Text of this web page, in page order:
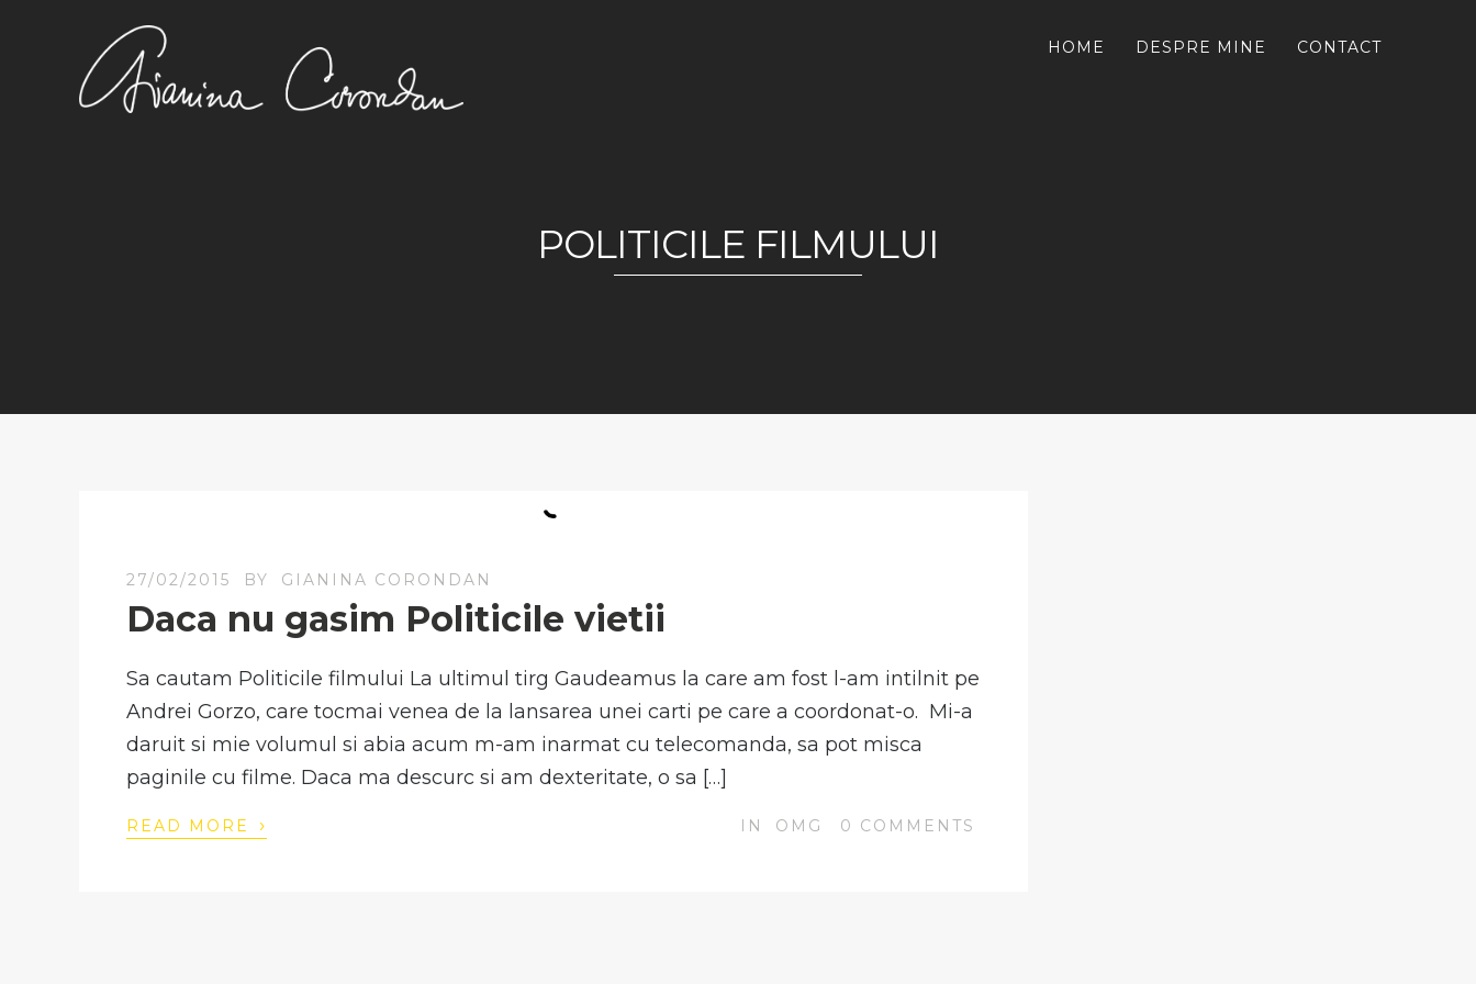
HOME DESPRE MINE CONTACT
POLITICILE FILMULUI
27/02/2015 BY GIANINA CORONDAN
Daca nu gasim Politicile vietii
Sa cautam Politicile filmului La ultimul tirg Gaudeamus la care am fost l-am intilnit pe
Andrei Gorzo, care tocmai venea de la lansarea unei carti pe care a coordonat-o. Mi-a
daruit si mie volumul si abia acum m-am inarmat cu telecomanda, sa pot misca
paginile cu filme. Daca ma descurc si am dexteritate, o sa […]
READ MORE › IN OMG 0 COMMENTS